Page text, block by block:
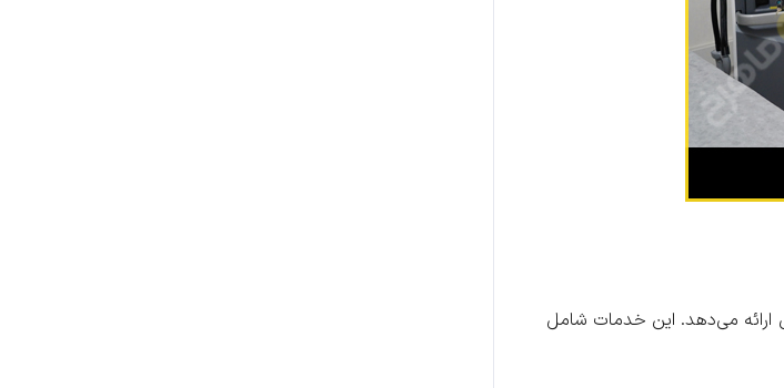
ارائه می‌دهد. این خدمات شامل